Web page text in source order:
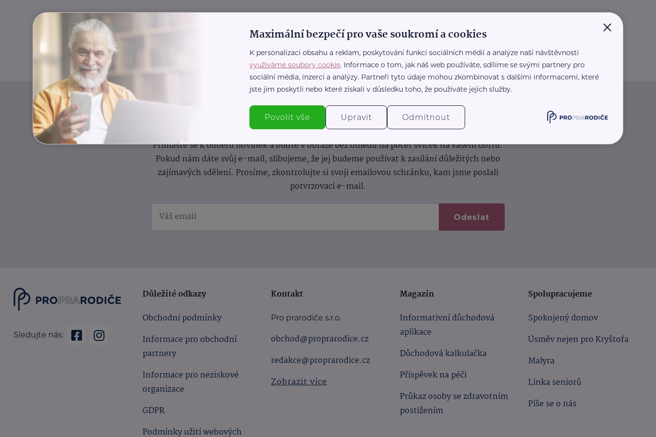
Informace(nejen)pro prarodiče
Přihlaste se k odběru novinek a buďte v obraze bez ohledu na počet svíček na vašem dortu.
Pokud nám dáte svůj e-mail, slibujeme, že jej budeme používat k zasílání důležitých nebo
zajímavých sdělení. Prosíme, zkontrolujte si svoji emailovou schránku, kam jsme poslali
potvrzovací e-mail.
Odeslat
Sledujte nás:
Důležité odkazy
Obchodní podmínky
Informace pro obchodní
partnery
Informace pro neziskové
organizace
GDPR
Podmínky užití webových
Kontakt
Pro prarodiče s.r.o.
obchod@proprarodice.cz
redakce@proprarodice.cz
Zobrazit více
Magazín
Informativní důchodová
aplikace
Důchodová kalkulačka
Příspěvek na péči
Průkaz osoby se zdravotním
postižením
Spolupracujeme
Spokojený domov
Úsměv nejen pro Kryštofa
Malyra
Linka seniorů
Píše se o nás
×
Maximální bezpečí pro vaše soukromí a cookies
K personalizaci obsahu a reklam, poskytování funkcí sociálních médií a analýze naší návštěvnosti
využíváme soubory cookie. Informace o tom, jak náš web používáte, sdílíme se svými partnery pro
sociální média, inzerci a analýzy. Partneři tyto údaje mohou zkombinovat s dalšími informacemi, které
jste jim poskytli nebo které získali v důsledku toho, že používáte jejich služby.
Povolit vše Upravit Odmítnout